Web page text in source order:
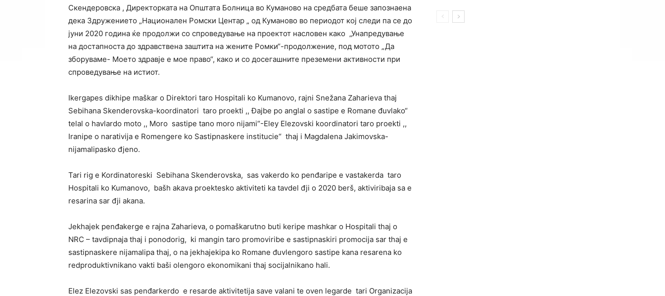
Скендеровска , Директорката на Општата Болница во Куманово на средбата беше запознаена
дека Здружението „Национален Ромски Центар „ од Куманово во периодот кој следи па се до
јуни 2020 година ќе продолжи со спроведување на проектот насловен како „Унапредување
на достапноста до здравствена заштита на жените Ромки“-продолжение, под мотото „Да
зборуваме- Моето здравје е мое право“, како и со досегашните преземени активности при
спроведување на истиот.
Ikergapes dikhipe maškar o Direktori taro Hospitali ko Kumanovo, rajni Snežana Zaharieva thaj
Sebihana Skenderovska-koordinatori taro proekti ,, Đajbe po anglal o sastipe e Romane đuvlako“
telal o havlardo moto ,, Moro sastipe tano moro nijami“-Eley Elezovski koordinatori taro proekti ,,
Iranipe o narativija e Romengere ko Sastipnaskere institucie“ thaj i Magdalena Jakimovska-
nijamalipasko đjeno.
Tari rig e Kordinatoreski Sebihana Skenderovska, sas vakerdo ko penđaripe e vastakerda taro
Hospitali ko Kumanovo, bašh akava proektesko aktiviteti ka tavdel đji o 2020 berš, aktiviribaja sa e
resarina sar đji akana.
Jekhajek penđakerge e rajna Zaharieva, o pomaškarutno buti keripe mashkar o Hospitali thaj o
NRC – tavdipnaja thaj i ponodorig, ki mangin taro promoviribe e sastipnaskiri promocija sar thaj e
sastipnaskere nijamalipa thaj, o na jekhajekipa ko Romane đuvlengoro sastipe kana resarena ko
redproduktivnikano vakti baši olengoro ekonomikani thaj socijalnikano hali.
Elez Elezovski sas penđarkerdo e resarde aktivitetija save valani te oven legarde tari Organizacija